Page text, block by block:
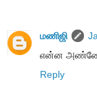
மணிஜி
என்ன அண்ணே
Reply